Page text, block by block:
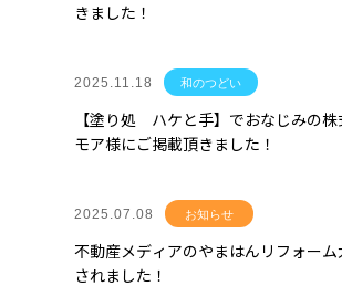
きました！
2025.11.18 和のつどい
【塗り処 ハケと手】でおなじみの株
モア様にご掲載頂きました！
2025.07.08 お知らせ
不動産メディアのやまはんリフォー
されました！